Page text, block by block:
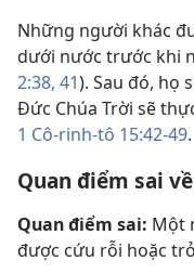
Những người khác
dưới nước trước khi
2:38, 41). Sau đó, họ
Đức Chúa Trời sẽ
1 Cô-rinh-tô 15:42-49.
Quan điểm sai
Quan điểm sai: Một
được cứu rỗi hoặc